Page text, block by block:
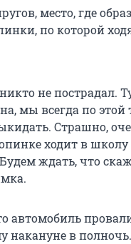
место, где
по которой
не пострадал.
мы всегда по этой
Страшно,
ходит в
ждать, что
автомобиль
накануне в